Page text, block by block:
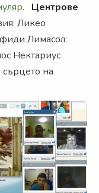
. Центрове
Ликео
Лимасол:
Нектариус
на